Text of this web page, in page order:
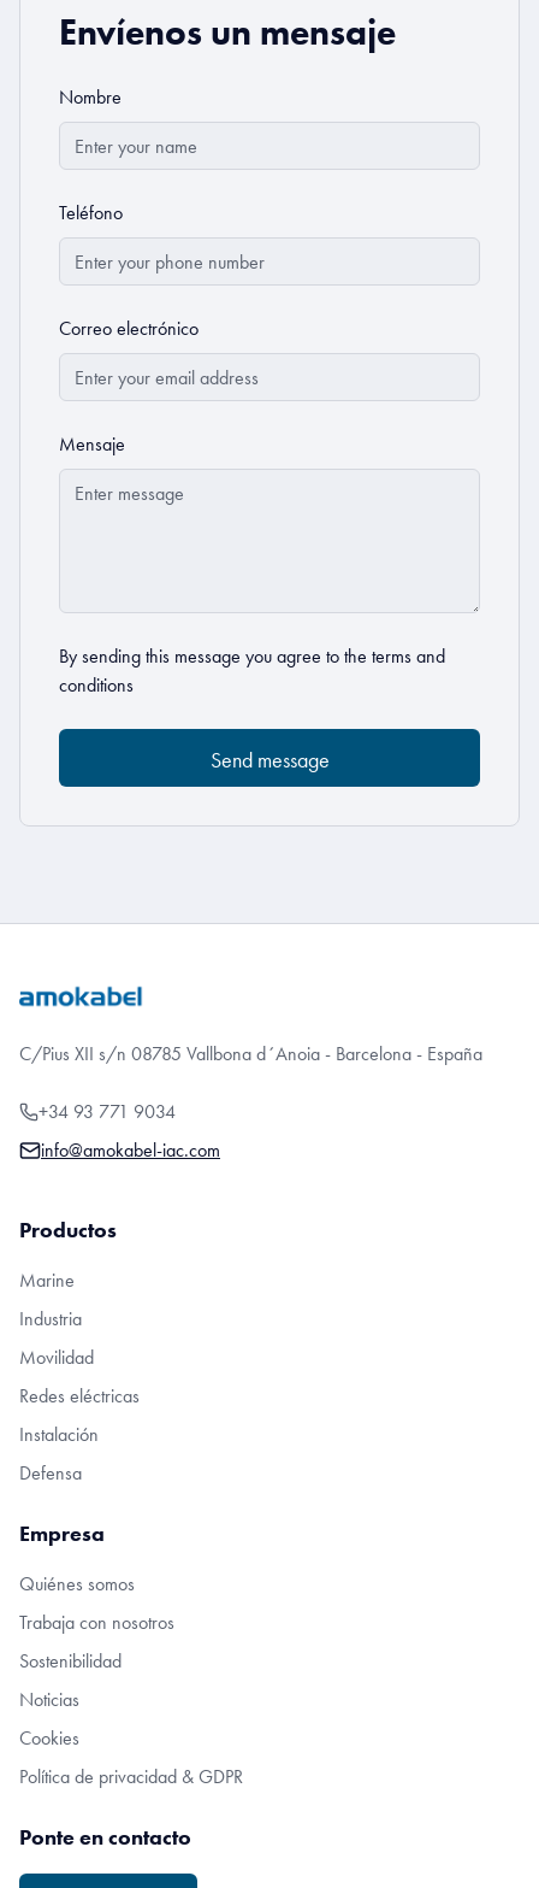
Envíenos un mensaje
Nombre
Teléfono
Correo electrónico
Mensaje
By sending this message you agree to the terms and
conditions
C/Pius XII s/n 08785 Vallbona d´Anoia - Barcelona - España
+34 93 771 9034
info@amokabel-iac.com
Productos
Marine
Industria
Movilidad
Redes eléctricas
Instalación
Defensa
Empresa
Quiénes somos
Trabaja con nosotros
Sostenibilidad
Noticias
Cookies
Política de privacidad & GDPR
Ponte en contacto